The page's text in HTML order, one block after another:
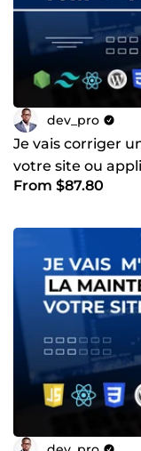
dev_pro
Je vais corriger
votre site ou
From $87.80